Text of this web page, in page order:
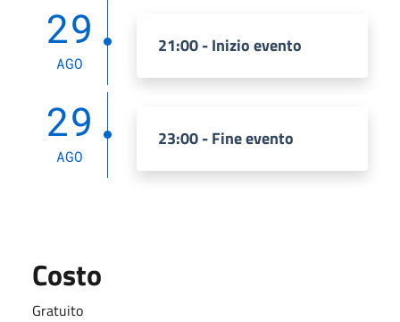
29
AGO
21:00 - Inizio evento
29
AGO
23:00 - Fine evento
Costo
Gratuito